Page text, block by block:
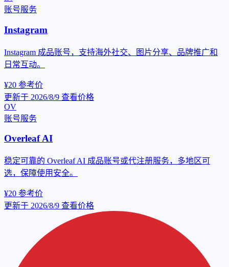
账号服务
Instagram
Instagram 成品账号，支持海外社交、图片分享、品牌推广和
日常互动。
¥20 参考价
更新于 2026/8/9 查看价格
OV
账号服务
Overleaf AI
稳定可靠的 Overleaf AI 成品账号或代注册服务，多地区可
选，保障使用安全。
¥20 参考价
更新于 2026/8/9 查看价格